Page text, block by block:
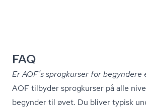
FAQ
Er AOF’s sprogkurser for begyndere
AOF tilbyder sprogkurser på alle
begynder til øvet. Du bliver typisk